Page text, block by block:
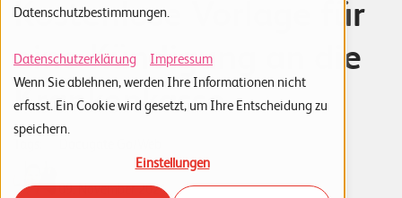
Datenschutzbestimmungen.
Datenschutzerklärung
Impressum
Wenn Sie ablehnen, werden Ihre Informationen nicht
erfasst. Ein Cookie wird gesetzt, um Ihre Entscheidung zu
speichern.
Einstellungen
e
i
Kostenlose Vorlage für
eine Kündigung an die
Krankenkasse
09. November 2021